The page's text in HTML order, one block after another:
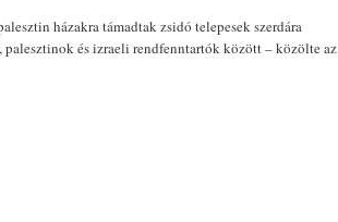
házakra támadtak zsidó telepesek szerdára
és izraeli rendfenntartók között – közölte az